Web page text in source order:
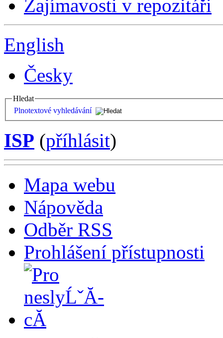
Zajímavosti v repozitáři
English
Česky
Hledat
Plnotextové vyhledávání
ISP (příhlásit)
Mapa webu
Nápověda
Odběr RSS
Prohlášení přístupnosti